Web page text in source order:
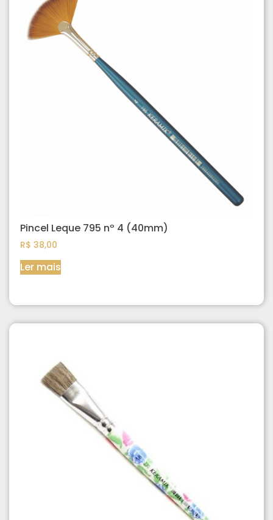
Pincel Leque 795 nº 4 (40mm)
R$ 38,00
Ler mais